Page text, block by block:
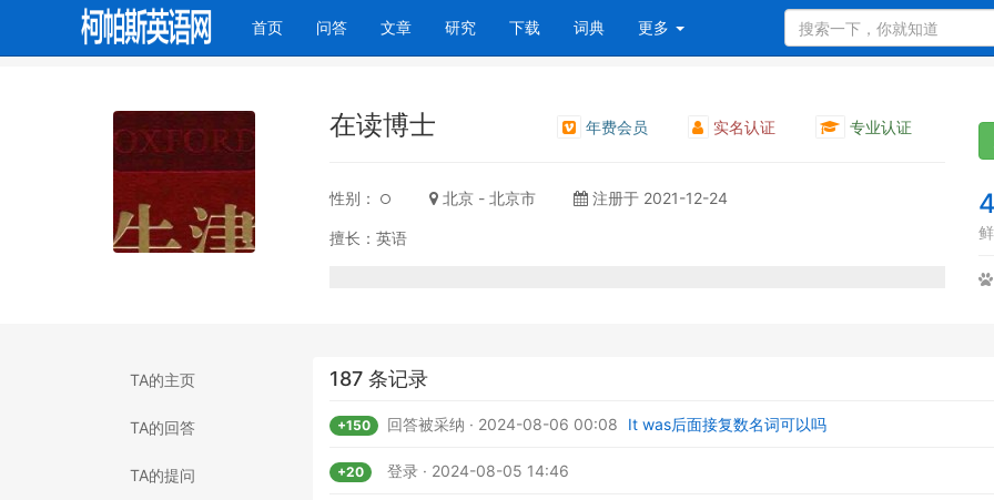
首页(current)
问答 文章 研究 下载 词典 更多
在读博士 年费会员 实名认证 专业认证
性别： 北京 - 北京市 注册于 2021-12-24
擅长：英语
TA的主页
TA的回答
TA的提问
187 条记录
+150 回答被采纳 · 2024-08-06 00:08 It was后面接复数名词可以吗
+20 登录 · 2024-08-05 14:46